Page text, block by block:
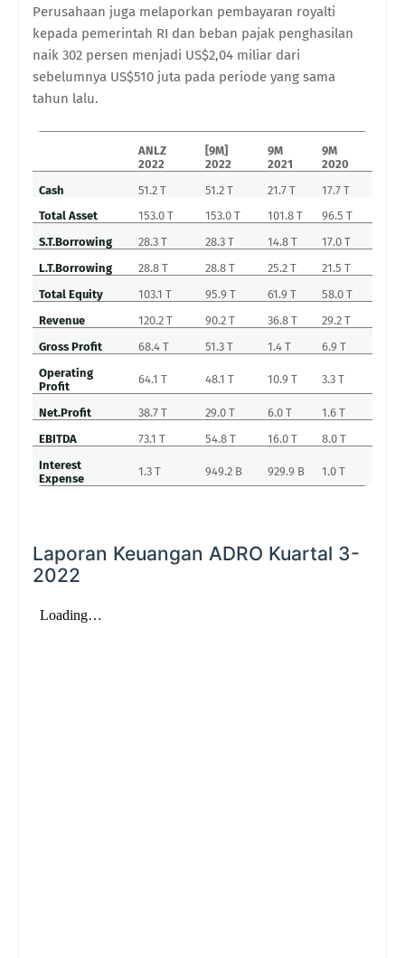
Perusahaan juga melaporkan pembayaran royalti
kepada pemerintah RI dan beban pajak penghasilan
naik 302 persen menjadi US$2,04 miliar dari
sebelumnya US$510 juta pada periode yang sama
tahun lalu.
ANLZ
2022
[9M]
2022
9M
2021
9M
2020
Cash
51.2 T 51.2 T 21.7 T
17.7 T
Total Asset
153.0 T 153.0 T 101.8 T
96.5 T
S.T.Borrowing
28.3 T 28.3 T 14.8 T
17.0 T
L.T.Borrowing
28.8 T 28.8 T 25.2 T
21.5 T
Total Equity
103.1 T 95.9 T 61.9 T
58.0 T
Revenue
120.2 T 90.2 T 36.8 T
29.2 T
Gross Profit
68.4 T 51.3 T 1.4 T
6.9 T
Operating
Profit
64.1 T 48.1 T 10.9 T 3.3 T
Net.Profit 38.7 T 29.0 T 6.0 T
1.6 T
EBITDA
73.1 T 54.8 T 16.0 T
8.0 T
Interest
Expense
1.3 T 949.2 B 929.9 B 1.0 T
Laporan Keuangan ADRO Kuartal 3-
2022